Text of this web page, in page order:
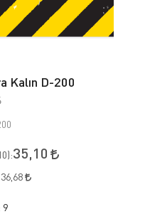
Kalın D-200
):35,10
36,68
9